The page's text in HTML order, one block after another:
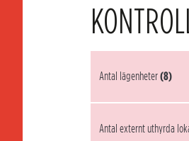
Antal lägenheter(8)
Antal externt uthyrda